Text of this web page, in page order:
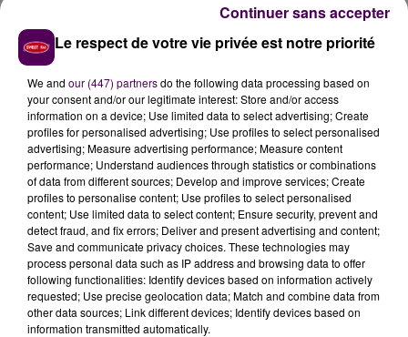
un homme de 74 ans a
été pris en charge et transporté"en état d'urgence
relative"
"intoxiqué par les fumées et légèrement brûlé". Le
sinistre a nécessité la mobilisation d'une trentaine de
sapeurs-pompiers des centres de secours de
Grandcamp-Maisy, de Carentan, de Bayeux, du Molay
et de Caen.
Le respect de votre vie privée est notre priorité
We and our (447) partnersdo the following data processing based on
your consent and/or our legitimate interest: Store and/or access
information on a device; Use limited data to select advertising; Create
profiles for personalised advertising; Use profiles to select personalised
advertising; Measure advertising performance; Measure content
performance; Understand audiences through statistics or combinations
of data from different sources; Develop and improve services; Create
profiles to personalise content; Use profiles to select personalised
content; Use limited data to select content; Ensure security, prevent and
detect fraud, and fix errors; Deliver and present advertising and content;
Save and communicate privacy choices. These technologies may
process personal data such as IP address and browsing data to offer
following functionalities: Identify devices based on information actively
requested; Use precise geolocation data; Match and combine data from
other data sources; Link different devices; Identify devices based on
information transmitted automatically.
Continuer sans accepter